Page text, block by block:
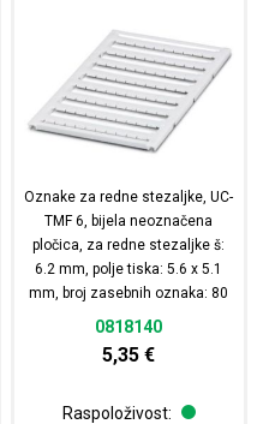
Oznake za redne stezaljke, UC-
TMF 6, bijela neoznačena
pločica, za redne stezaljke š:
6.2 mm, polje tiska: 5.6 x 5.1
mm, broj zasebnih oznaka: 80
0818140
5,35€
Raspoloživost: